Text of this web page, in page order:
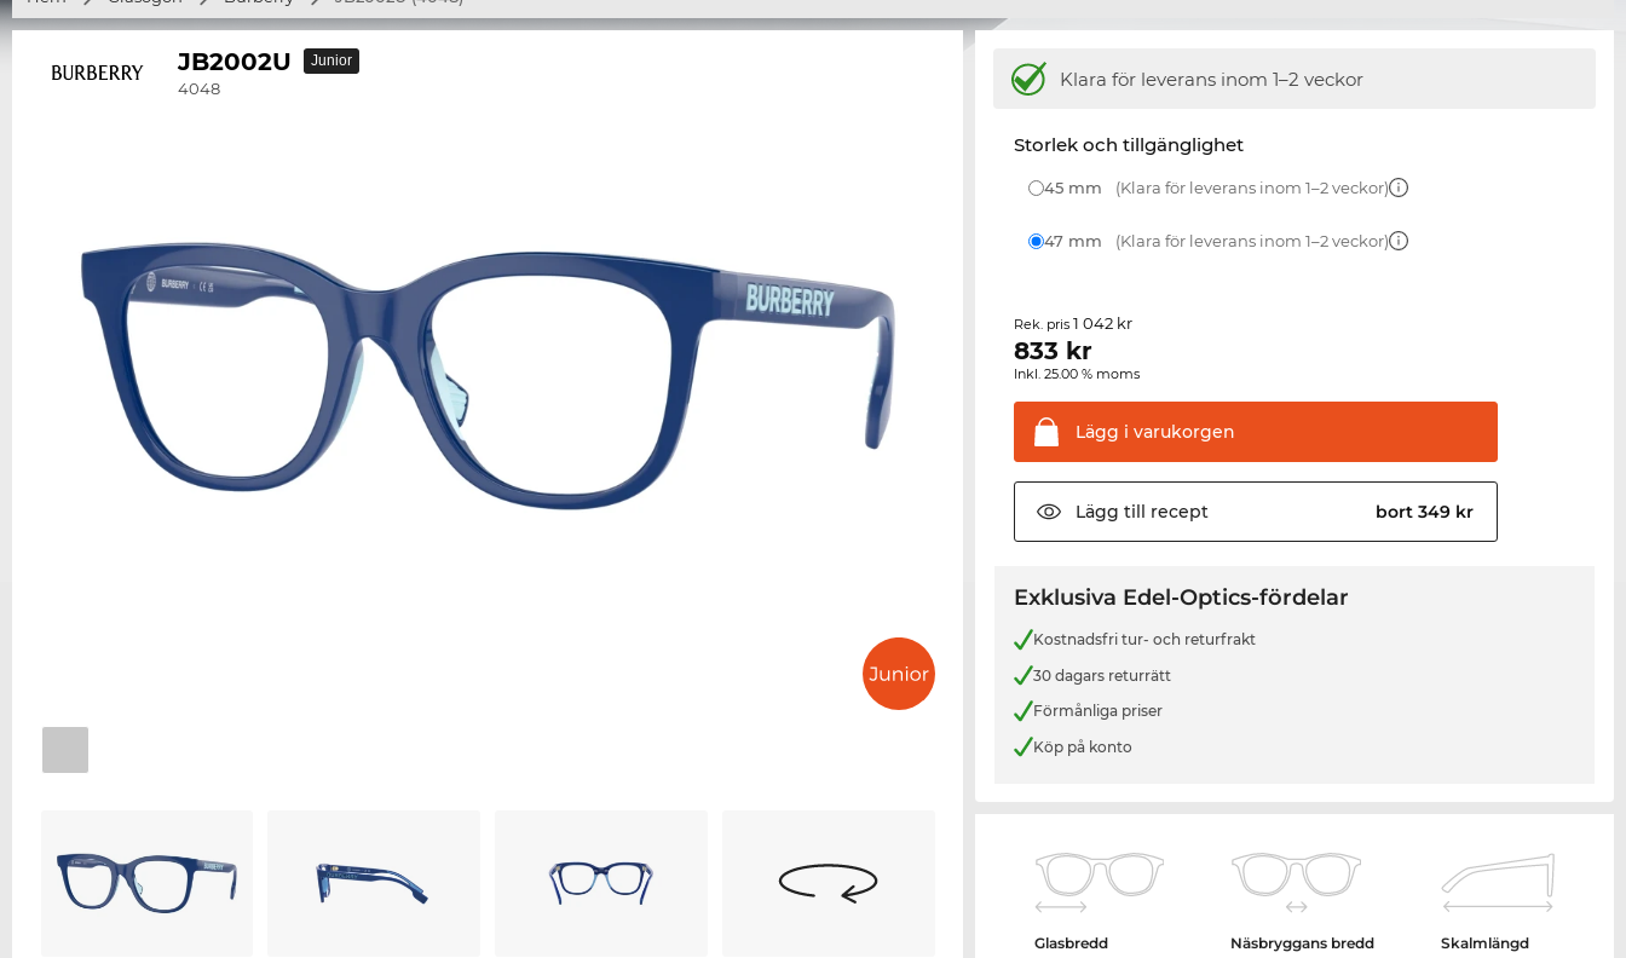
JB2002U
4048
Junior
Klara för leverans inom 1–2 veckor
Storlek och tillgänglighet
45 mm (Klara för leverans inom 1–2 veckor)
47 mm (Klara för leverans inom 1–2 veckor)
Rek. pris1 042 kr
833 kr
Inkl. 25.00 % moms
Lägg i varukorgen
Lägg till recept bort 349 kr
Exklusiva Edel-Optics-fördelar
Kostnadsfri tur- och returfrakt
30 dagars returrätt
Förmånliga priser
Köp på konto
Glasbredd
Näsbryggans bredd
Skalmlängd